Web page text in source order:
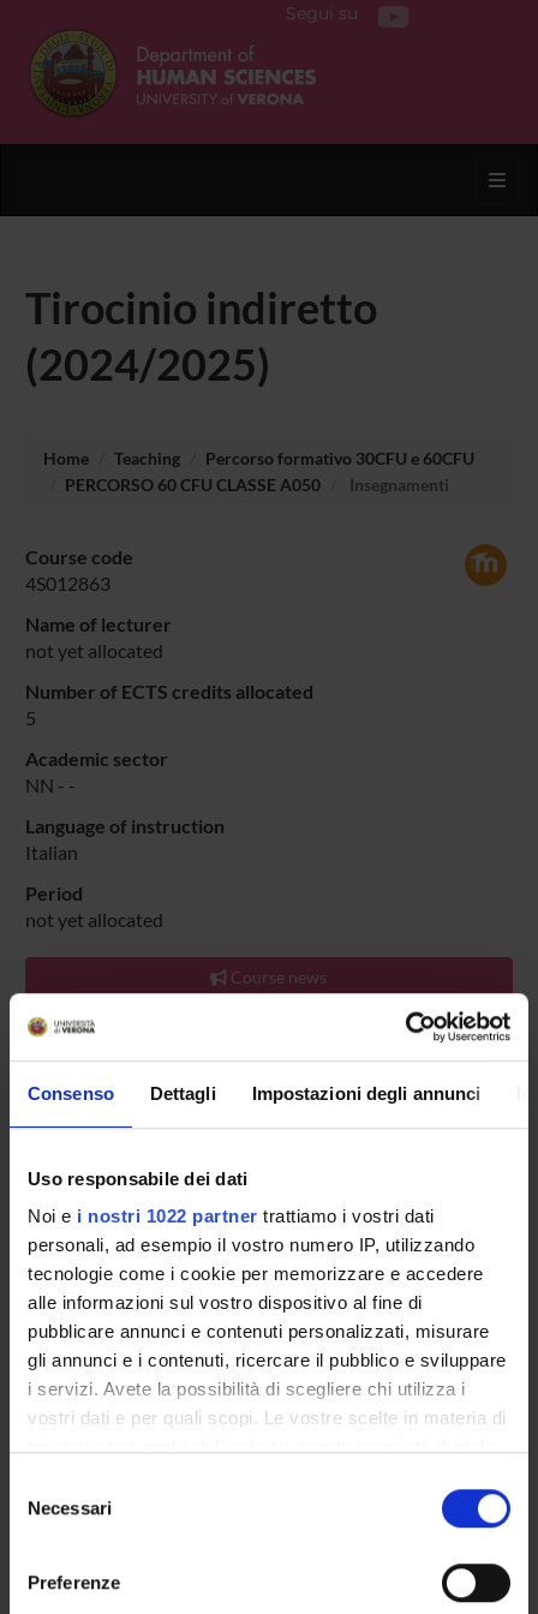
Consenso Dettagli Impostazioni degli annunci
Uso responsabile dei dati
Noi e i nostri 1022 partner trattiamo i vostri dati
personali, ad esempio il vostro numero IP, utilizzando
tecnologie come i cookie per memorizzare e accedere
alle informazioni sul vostro dispositivo al fine di
pubblicare annunci e contenuti personalizzati, misurare
gli annunci e i contenuti, ricercare il pubblico e sviluppare
i servizi. Avete la possibilità di scegliere chi utilizza i
vostri dati e per quali scopi. Le vostre scelte in materia di
modificare o revocare il proprio consenso in qualsiasi
momento dalla Dichiarazione sui cookie o facendo clic
delNecessari
Preferenze
Segui su
Tirocinio indiretto
(2024/2025)
Home Teaching
Percorso formativo 30CFU e 60CFU
PERCORSO 60 CFU CLASSE A050
Insegnamenti
Course code
4S012863
Name of lecturer
not yet allocated
Number of ECTS credits allocated
5
Academic sector
NN - -
Language of instruction
Italian
Period
not yet allocated
Course news
Overview
Courses
Academic Calendar
Lesson timetable
Degree Programme
Exam calendar
Notices
Thesis and internship proposals
Governing bodies
Faculty staff
STUDYING
COURSES